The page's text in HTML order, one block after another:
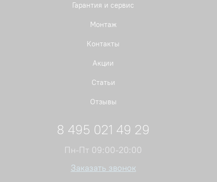
Гарантия и сервис
Монтаж
Контакты
Акции
Статьи
Отзывы
8 495 021 49 29
Пн-Пт 09:00-20:00
Заказать звонок